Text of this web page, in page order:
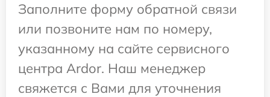
Заполните форму обратной связи
или позвоните нам по номеру,
указанному на сайте сервисного
центра Ardor. Наш менеджер
свяжется с Вами для уточнения